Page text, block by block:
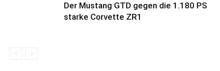
Der Mustang GTD gegen die 1.180 PS
starke Corvette ZR1